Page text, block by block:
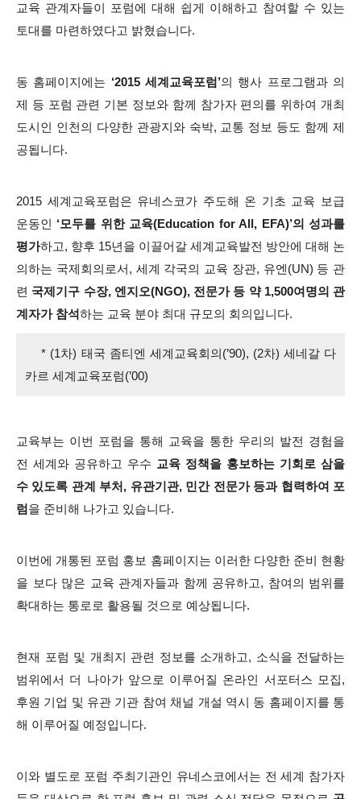
교육 관계자들이 포럼에 대해 쉽게 이해하고 참여할 수 있는
토대를 마련하였다고 밝혔습니다.
동 홈페이지에는 ‘2015 세계교육포럼’의 행사 프로그램과 의
제 등 포럼 관련 기본 정보와 함께 참가자 편의를 위하여 개최
도시인 인천의 다양한 관광지와 숙박, 교통 정보 등도 함께 제
공됩니다.
2015 세계교육포럼은 유네스코가 주도해 온 기초 교육 보급
운동인 ‘모두를 위한 교육(Education for All, EFA)’의 성과를
평가하고, 향후 15년을 이끌어갈 세계교육발전 방안에 대해 논
의하는 국제회의로서, 세계 각국의 교육 장관, 유엔(UN) 등 관
련 국제기구 수장, 엔지오(NGO), 전문가 등 약 1,500여명의 관
계자가 참석하는 교육 분야 최대 규모의 회의입니다.
* (1차) 태국 좀티엔 세계교육회의(’90), (2차) 세네갈 다
카르 세계교육포럼(’00)
교육부는 이번 포럼을 통해 교육을 통한 우리의 발전 경험을
전 세계와 공유하고 우수 교육 정책을 홍보하는 기회로 삼을
수 있도록 관계 부처, 유관기관, 민간 전문가 등과 협력하여 포
럼을 준비해 나가고 있습니다.
이번에 개통된 포럼 홍보 홈페이지는 이러한 다양한 준비 현황
을 보다 많은 교육 관계자들과 함께 공유하고, 참여의 범위를
확대하는 통로로 활용될 것으로 예상됩니다.
현재 포럼 및 개최지 관련 정보를 소개하고, 소식을 전달하는
범위에서 더 나아가 앞으로 이루어질 온라인 서포터스 모집,
후원 기업 및 유관 기관 참여 채널 개설 역시 동 홈페이지를 통
해 이루어질 예정입니다.
이와 별도로 포럼 주최기관인 유네스코에서는 전 세계 참가자